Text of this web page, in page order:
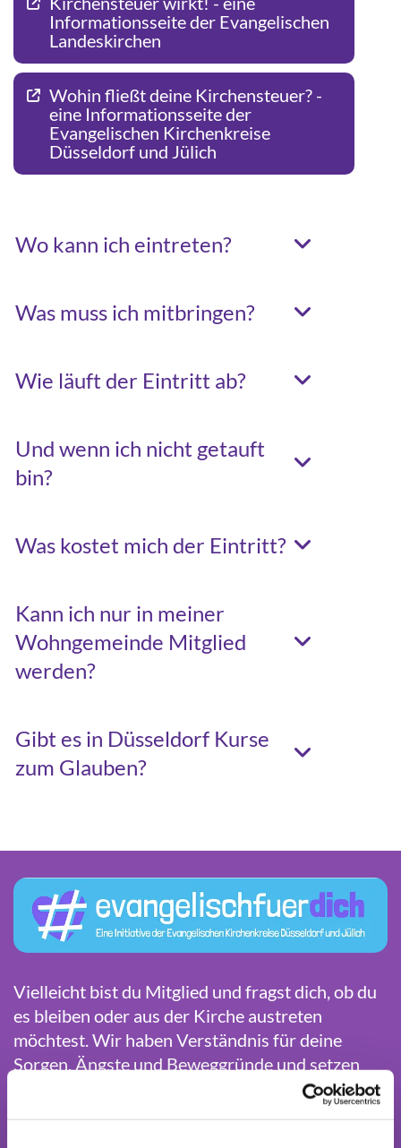
Informationsseite der Evangelischen
Landeskirchen
Wohin fließt deine Kirchensteuer? -
eine Informationsseite der
Evangelischen Kirchenkreise
Düsseldorf und Jülich
Wo kann ich eintreten?
Was muss ich mitbringen?
Wie läuft der Eintritt ab?
Und wenn ich nicht getauft
bin?
Was kostet mich der Eintritt?
Kann ich nur in meiner
Wohngemeinde Mitglied
werden?
Gibt es in Düsseldorf Kurse
zum Glauben?
Vielleicht bist du Mitglied und fragst dich, ob du
es bleiben oder aus der Kirche austreten
möchtest. Wir haben Verständnis für deine
Sorgen, Ängste und Beweggründe und setzen
uns intensiv mit diesen auseinander. Manchmal
fehlt es auch an Information. Gemeinsam mit